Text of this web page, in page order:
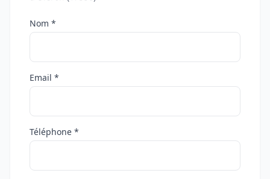
Nom *
Email *
Téléphone *